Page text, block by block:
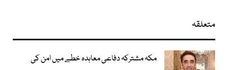
متعلقہ
مکہ مشترکہ دفاعی معاہدہ خطے میں امن کی